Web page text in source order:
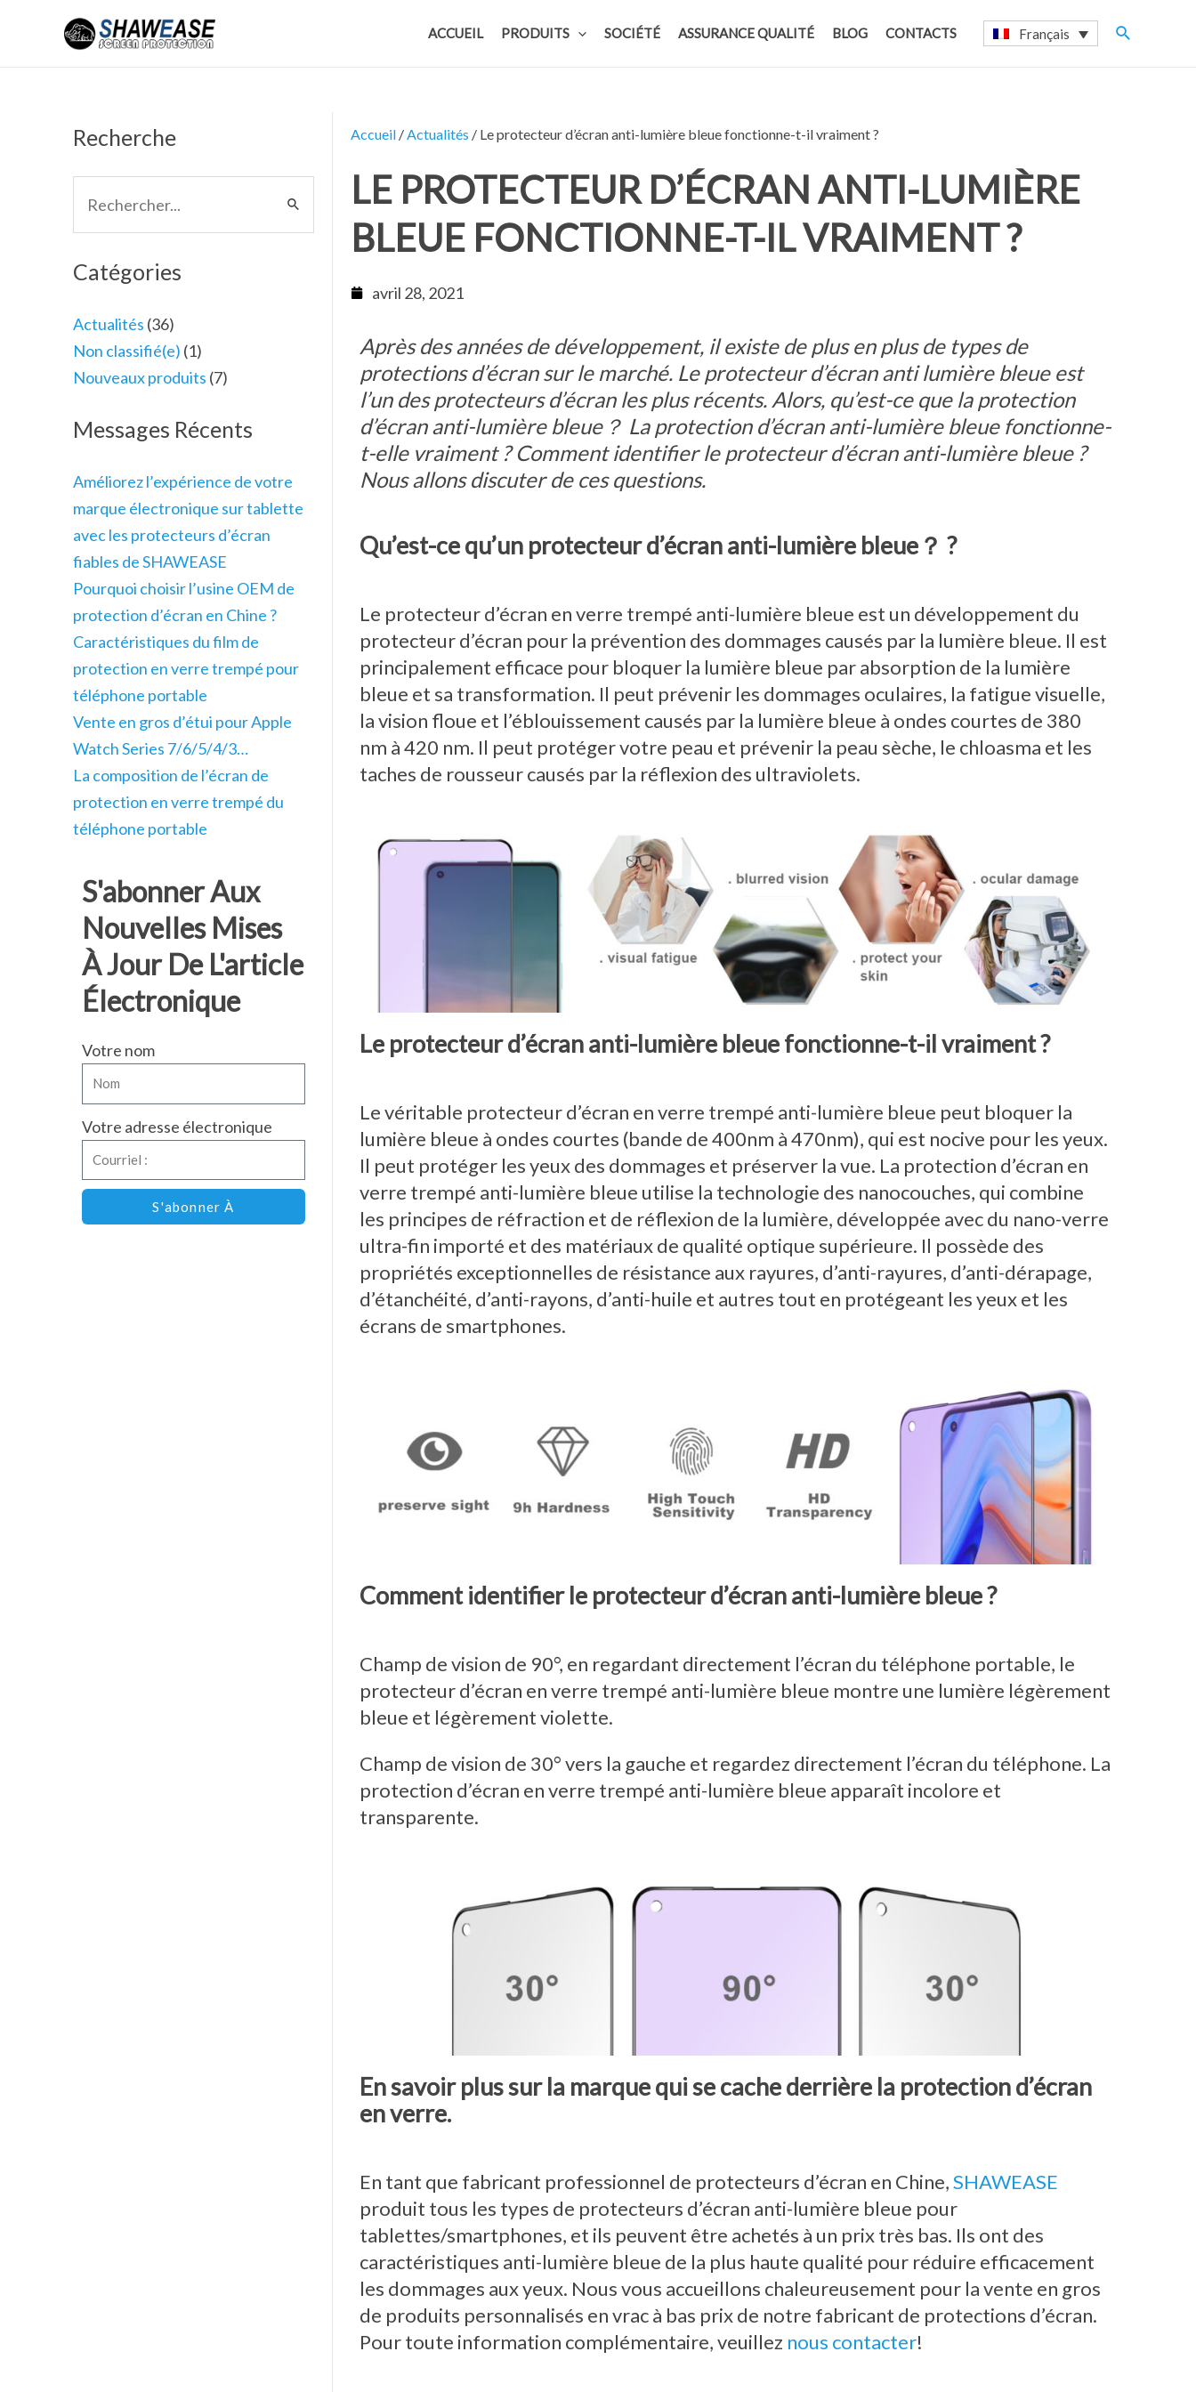
contenu
ACCUEIL PRODUITS SOCIÉTÉ ASSURANCE QUALITÉ BLOG CONTACTS Français
Recherche
Rechercher :
Catégories
Actualités (36)
Non classifié(e) (1)
Nouveaux produits (7)
Messages Récents
Améliorez l’expérience de votre
marque électronique sur tablette
avec les protecteurs d’écran
fiables de SHAWEASE
Pourquoi choisir l’usine OEM de
protection d’écran en Chine ?
Caractéristiques du film de
protection en verre trempé pour
téléphone portable
Vente en gros d’étui pour Apple
Watch Series 7/6/5/4/3…
La composition de l’écran de
protection en verre trempé du
téléphone portable
S'abonner Aux
Nouvelles Mises
À Jour De L'article
Électronique
Votre nom
Votre adresse électronique
S'abonner À
Accueil / Actualités / Le protecteur d’écran anti-lumière bleue fonctionne-t-il vraiment ?
LE PROTECTEUR D’ÉCRAN ANTI-LUMIÈRE
BLEUE FONCTIONNE-T-IL VRAIMENT ?
avril 28, 2021
Après des années de développement, il existe de plus en plus de types de
protections d’écran sur le marché. Le protecteur d’écran anti lumière bleue est
l’un des protecteurs d’écran les plus récents. Alors, qu’est-ce que la protection
d’écran anti-lumière bleue？ La protection d’écran anti-lumière bleue fonctionne-
t-elle vraiment ? Comment identifier le protecteur d’écran anti-lumière bleue ?
Nous allons discuter de ces questions.
Qu’est-ce qu’un protecteur d’écran anti-lumière bleue？ ?
Le protecteur d’écran en verre trempé anti-lumière bleue est un développement du
protecteur d’écran pour la prévention des dommages causés par la lumière bleue. Il est
principalement efficace pour bloquer la lumière bleue par absorption de la lumière
bleue et sa transformation. Il peut prévenir les dommages oculaires, la fatigue visuelle,
la vision floue et l’éblouissement causés par la lumière bleue à ondes courtes de 380
nm à 420 nm. Il peut protéger votre peau et prévenir la peau sèche, le chloasma et les
taches de rousseur causés par la réflexion des ultraviolets.
Le protecteur d’écran anti-lumière bleue fonctionne-t-il vraiment ?
Le véritable protecteur d’écran en verre trempé anti-lumière bleue peut bloquer la
lumière bleue à ondes courtes (bande de 400nm à 470nm), qui est nocive pour les yeux.
Il peut protéger les yeux des dommages et préserver la vue. La protection d’écran en
verre trempé anti-lumière bleue utilise la technologie des nanocouches, qui combine
les principes de réfraction et de réflexion de la lumière, développée avec du nano-verre
ultra-fin importé et des matériaux de qualité optique supérieure. Il possède des
propriétés exceptionnelles de résistance aux rayures, d’anti-rayures, d’anti-dérapage,
d’étanchéité, d’anti-rayons, d’anti-huile et autres tout en protégeant les yeux et les
écrans de smartphones.
Comment identifier le protecteur d’écran anti-lumière bleue ?
Champ de vision de 90°, en regardant directement l’écran du téléphone portable, le
protecteur d’écran en verre trempé anti-lumière bleue montre une lumière légèrement
bleue et légèrement violette.
Champ de vision de 30° vers la gauche et regardez directement l’écran du téléphone. La
protection d’écran en verre trempé anti-lumière bleue apparaît incolore et
transparente.
En savoir plus sur la marque qui se cache derrière la protection d’écran
en verre.
En tant que fabricant professionnel de protecteurs d’écran en Chine,SHAWEASE
produit tous les types de protecteurs d’écran anti-lumière bleue pour
tablettes/smartphones, et ils peuvent être achetés à un prix très bas. Ils ont des
caractéristiques anti-lumière bleue de la plus haute qualité pour réduire efficacement
les dommages aux yeux. Nous vous accueillons chaleureusement pour la vente en gros
de produits personnalisés en vrac à bas prix de notre fabricant de protections d’écran.
Pour toute information complémentaire, veuillez nous contacter!